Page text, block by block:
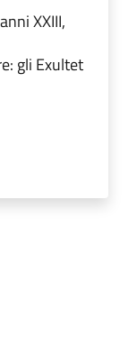
XXIII,
gli Exultet